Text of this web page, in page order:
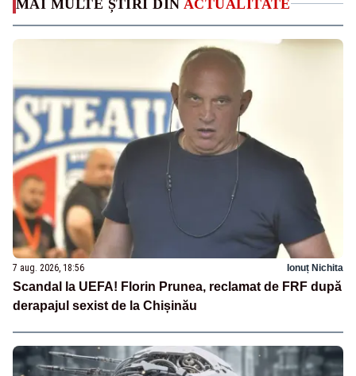
MAI MULTE ȘTIRI DIN ACTUALITATE
7 aug. 2026, 18:56 Ionuț Nichita
Scandal la UEFA! Florin Prunea, reclamat de FRF după
derapajul sexist de la Chișinău